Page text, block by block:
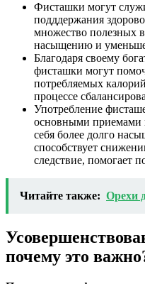
Фисташки могут
подддержания
множество полезных
насыщению и
Благодаря своему
фисташки могут
потребляемых
процессе
Употребление
основными приемами
себя более долго
способствует
следствие, помогает
Читайте также: Орехи
почему это